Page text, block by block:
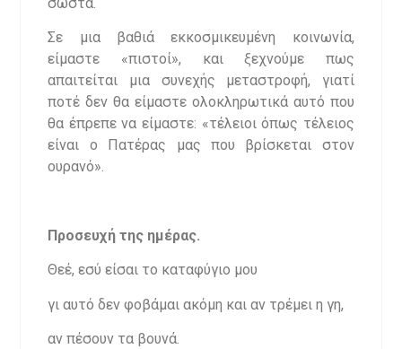
Σε μια βαθιά εκκοσμικευμένη κοινωνία,
είμαστε «πιστοί», και ξεχνούμε πως
απαιτείται μια συνεχής μεταστροφή, γιατί
ποτέ δεν θα είμαστε ολοκληρωτικά αυτό που
θα έπρεπε να είμαστε: «τέλειοι όπως τέλειος
είναι ο Πατέρας μας που βρίσκεται στον
ουρανό».
Προσευχή της ημέρας.
Θεέ, εσύ είσαι το καταφύγιο μου
γι αυτό δεν φοβάμαι ακόμη και αν τρέμει η γη,
αν πέσουν τα βουνά.